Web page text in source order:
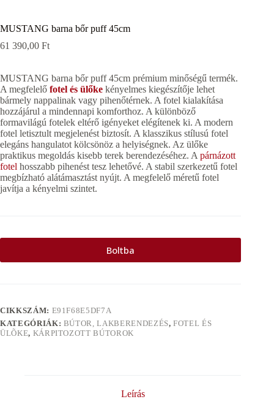
MUSTANG barna bőr puff 45cm
61 390,00 Ft
MUSTANG barna bőr puff 45cm prémium minőségű termék.
A megfelelő fotel és ülőke kényelmes kiegészítője lehet
bármely nappalinak vagy pihenőtérnek. A fotel kialakítása
hozzájárul a mindennapi komforthoz. A különböző
formavilágú fotelek eltérő igényeket elégítenek ki. A modern
fotel letisztult megjelenést biztosít. A klasszikus stílusú fotel
elegáns hangulatot kölcsönöz a helyiségnek. Az ülőke
praktikus megoldás kisebb terek berendezéséhez. A párnázott
fotel hosszabb pihenést tesz lehetővé. A stabil szerkezetű fotel
megbízható alátámasztást nyújt. A megfelelő méretű fotel
javítja a kényelmi szintet.
Boltba
CIKKSZÁM: E91F68E5DF7A
KATEGÓRIÁK: BÚTOR, LAKBERENDEZÉS,FOTEL ÉS
ÜLÕKE, KÁRPITOZOTT BÚTOROK
Leírás